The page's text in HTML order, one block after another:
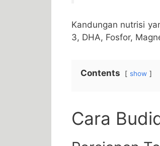
Kandungan nutrisi
3, DHA, Fosfor,
Contents show
Cara